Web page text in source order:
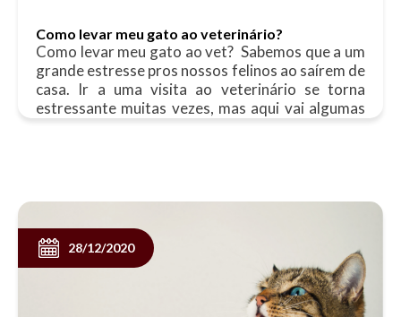
Como levar meu gato ao veterinário?
Como levar meu gato ao vet? Sabemos que a um
grande estresse pros nossos felinos ao saírem de
casa. Ir a uma visita ao veterinário se torna
estressante muitas vezes, mas aqui vai algumas
28/12/2020